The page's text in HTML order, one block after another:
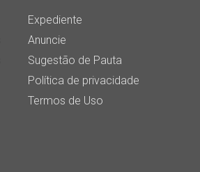
Expediente
Anuncie
Sugestão de Pauta
Política de privacidade
Termos de Uso